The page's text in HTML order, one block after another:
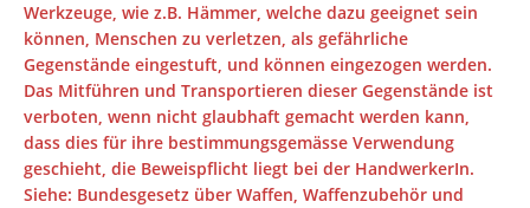
Werkzeuge, wie z.B. Hämmer, welche dazu geeignet sein
können, Menschen zu verletzen, als gefährliche
Gegenstände eingestuft, und können eingezogen werden.
Das Mitführen und Transportieren dieser Gegenstände ist
verboten, wenn nicht glaubhaft gemacht werden kann,
dass dies für ihre bestimmungsgemässe Verwendung
geschieht, die Beweispflicht liegt bei der HandwerkerIn.
Siehe: Bundesgesetz über Waffen, Waffenzubehör und